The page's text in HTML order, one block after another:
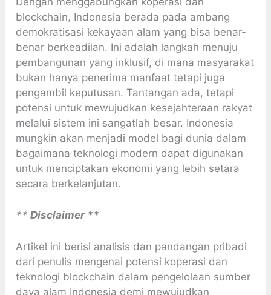
blockchain, Indonesia berada pada ambang
demokratisasi kekayaan alam yang bisa benar-
benar berkeadilan. Ini adalah langkah menuju
pembangunan yang inklusif, di mana masyarakat
bukan hanya penerima manfaat tetapi juga
pengambil keputusan. Tantangan ada, tetapi
potensi untuk mewujudkan kesejahteraan rakyat
melalui sistem ini sangatlah besar. Indonesia
mungkin akan menjadi model bagi dunia dalam
bagaimana teknologi modern dapat digunakan
untuk menciptakan ekonomi yang lebih setara
secara berkelanjutan.
** Disclaimer **
Artikel ini berisi analisis dan pandangan pribadi
dari penulis mengenai potensi koperasi dan
teknologi blockchain dalam pengelolaan sumber
daya alam Indonesia demi mewujudkan